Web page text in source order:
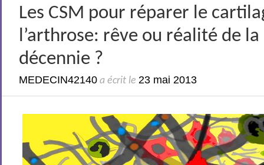
Les CSM pour réparer le
l’arthrose: rêve ou réalité de
décennie ?
MEDECIN42140 a écrit le23 mai 2013